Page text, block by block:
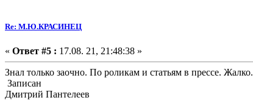
Re: М.Ю.КРАСИНЕЦ
« Ответ #5 : 17.08. 21, 21:48:38 »
Знал только заочно. По роликам и статьям в прессе. Жалко.
Записан
Дмитрий Пантелеев